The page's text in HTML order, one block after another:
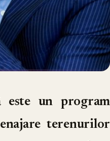
este un program
terenurilor